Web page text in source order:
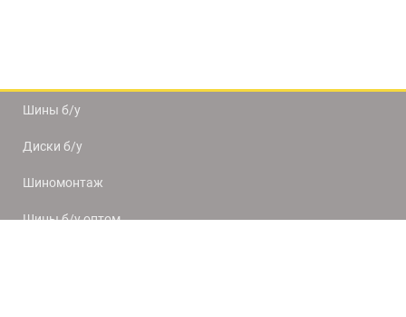
Шины б/у
Диски б/у
Шиномонтаж
Шины б/у оптом